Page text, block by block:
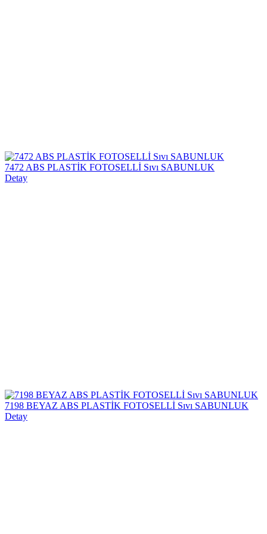
7472 ABS PLASTİK FOTOSELLİ Sıvı SABUNLUK
Detay
7198 BEYAZ ABS PLASTİK FOTOSELLİ Sıvı SABUNLUK
Detay